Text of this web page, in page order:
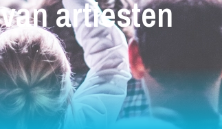
artiesten